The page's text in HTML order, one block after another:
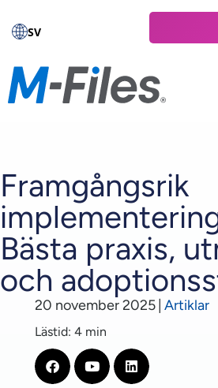
SV
Framgångsrik
Bästa praxis,
och
20 november 2025 Artiklar
Lästid: 4 min